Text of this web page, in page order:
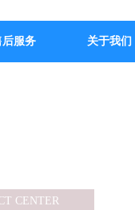
后服务 关于我们
CENTER